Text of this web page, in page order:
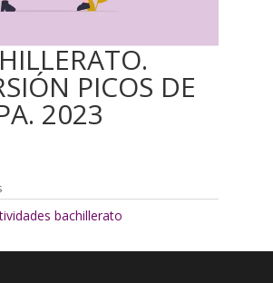
PICOS DE
2023
bachillerato